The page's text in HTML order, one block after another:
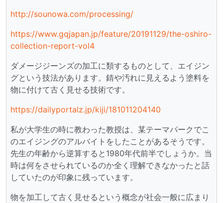
http://sounowa.com/processing/
https://www.gqjapan.jp/feature/20191129/the-oshiro-
collection-report-vol4
ダメージジーンズの加工に類するものとして、エイジン
グという技法があります。錆や汚れに見えるよう塗料を
物に付けて古く見せる技術です。
https://dailyportalz.jp/kiji/181011204140
私が大学生の時に教わった教授は、某テーマパークでこ
のエイジングのアルバイトをしたことがあるそうです。
先生の年齢から逆算すると1980年代前半でしょうか。当
時は何をさせられているのか全く理解できなかったと話
していたのが印象に残っています。
物を加工して古く見せるという概念が社会一般に広まり